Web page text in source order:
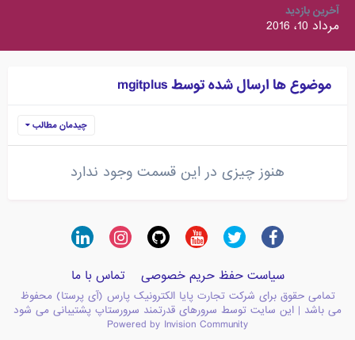
آخرین بازدید
مرداد 10، 2016
موضوع ها ارسال شده توسط mgitplus
چیدمان مطالب
هنوز چیزی در این قسمت وجود ندارد
سیاست حفظ حریم خصوصی تماس با ما
تمامی حقوق برای شرکت تجارت پایا الکترونیک پارس (آی پرستا) محفوظ
می باشد | این سایت توسط سرورهای قدرتمند سرورستاپ پشتیبانی می شود
Powered by Invision Community